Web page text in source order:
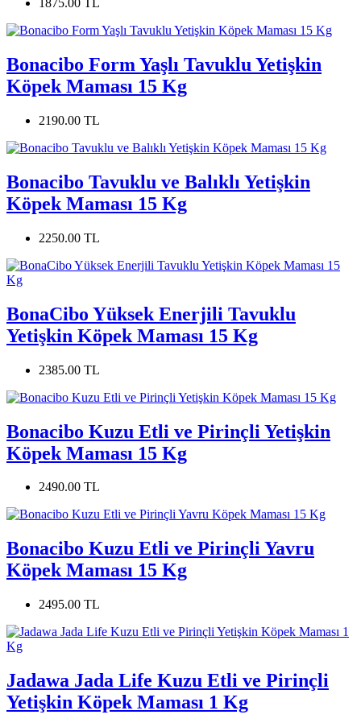
1875.00 TL
Bonacibo Form Yaşlı Tavuklu Yetişkin
Köpek Maması 15 Kg
2190.00 TL
Bonacibo Tavuklu ve Balıklı Yetişkin
Köpek Maması 15 Kg
2250.00 TL
BonaCibo Yüksek Enerjili Tavuklu
Yetişkin Köpek Maması 15 Kg
2385.00 TL
Bonacibo Kuzu Etli ve Pirinçli Yetişkin
Köpek Maması 15 Kg
2490.00 TL
Bonacibo Kuzu Etli ve Pirinçli Yavru
Köpek Maması 15 Kg
2495.00 TL
Jadawa Jada Life Kuzu Etli ve Pirinçli
Yetişkin Köpek Maması 1 Kg